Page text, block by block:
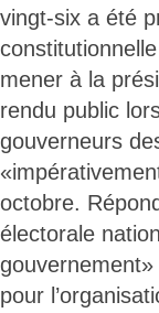
vingt-six a été
mener à la
rendu public
gouverneurs
octobre.
électorale
pour